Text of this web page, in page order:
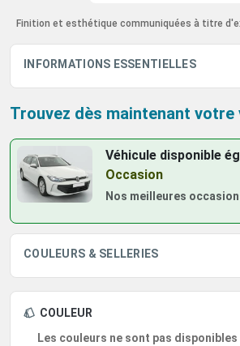
Finition et esthétique communiquées à titre
INFORMATIONS ESSENTIELLES
Trouvez dès maintenant
Véhicule disponible
Occasion
Nos meilleures
COULEURS & SELLERIES
COULEUR
Les couleurs ne sont pas